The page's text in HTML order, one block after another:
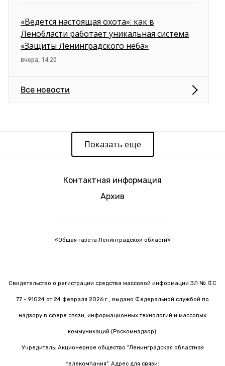
«Ведется настоящая охота»: как в
Ленобласти работает уникальная система
«Защиты Ленинградского неба»
вчера, 14:20
Все новости
Показать еще
Контактная информация
Архив
«Общая газета Ленинградской области»
Свидетельство о регистрации средства массовой информации ЭЛ № ФС
77 - 91024 от 24 февраля 2026 г., выдано Федеральной службой по
надзору в сфере связи, информационных технологий и массовых
коммуникаций (Роскомнадзор).
Учредитель: Акционерное общество "Ленинградская областная
телекомпания". Адрес для связи: